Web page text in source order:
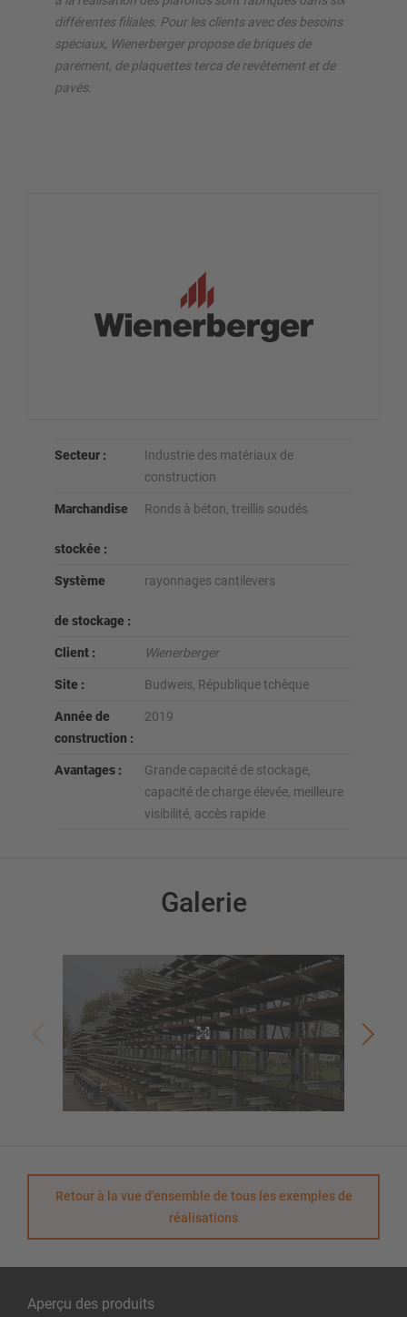
différentes filiales. Pour les clients avec des besoins
spéciaux, Wienerberger propose de briques de
parement, de plaquettes terca de revêtement et de
pavés.
Secteur :
Industrie des matériaux de
construction
Marchandise
stockée :
Ronds à béton, treillis soudés
Système
de stockage :
rayonnages cantilevers
Client : Wienerberger
Site : Budweis, République tchèque
Année de
construction :
2019
Avantages :
Grande capacité de stockage,
capacité de charge élevée, meilleure
visibilité, accès rapide
Galerie
Retour à la vue d'ensemble de tous les exemples de
réalisations
Aperçu des produits